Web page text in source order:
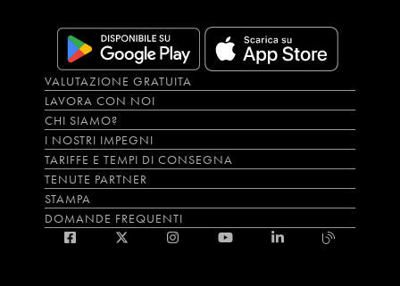
VALUTAZIONE GRATUITA
LAVORA CON NOI
CHI SIAMO?
I NOSTRI IMPEGNI
TARIFFE E TEMPI DI CONSEGNA
TENUTE PARTNER
STAMPA
DOMANDE FREQUENTI